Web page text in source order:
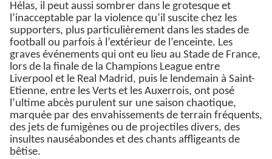
Hélas, il peut aussi sombrer dans le grotesque et
l’inacceptable par la violence qu’il suscite chez les
supporters, plus particulièrement dans les stades de
football ou parfois à l’extérieur de l’enceinte. Les
graves événements qui ont eu lieu au Stade de France,
lors de la finale de la Champions League entre
Liverpool et le Real Madrid, puis le lendemain à Saint-
Etienne, entre les Verts et les Auxerrois, ont posé
l’ultime abcès purulent sur une saison chaotique,
marquée par des envahissements de terrain fréquents,
des jets de fumigènes ou de projectiles divers, des
insultes nauséabondes et des chants affligeants de
bêtise.